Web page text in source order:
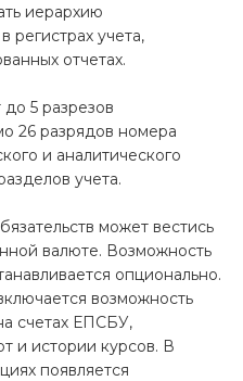
иерархию
регистрах учета,
отчетах.
5 разрезов
26 разрядов номера
и аналитического
учета.
может вестись
валюте. Возможность
опционально.
возможность
счетах ЕПСБУ,
и истории курсов. В
появляется